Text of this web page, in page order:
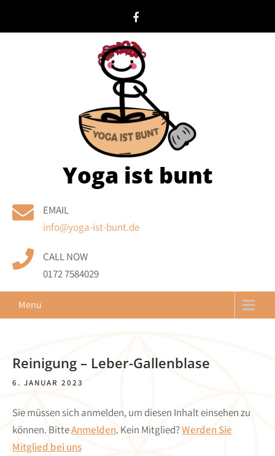
Yoga ist bunt
EMAIL
info@yoga-ist-bunt.de
CALL NOW
0172 7584029
Menu
Reinigung – Leber-Gallenblase
6. JANUAR 2023
Sie müssen sich anmelden, um diesen Inhalt einsehen zu
können. BitteAnmelden. Kein Mitglied?Werden Sie
Mitglied bei uns